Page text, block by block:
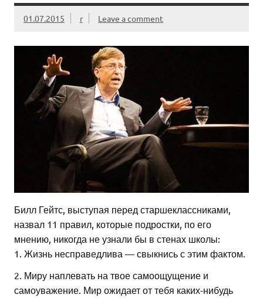
01.07.2015 r Leave a comment
Билл Гейтс, выступая перед старшеклассниками,
назвал 11 правил, которые подростки, по его
мнению, никогда не узнали бы в стенах школы:
1. Жизнь несправедлива — свыкнись с этим фактом.
2. Миру наплевать на твое самоощущение и
самоуважение. Мир ожидает от тебя каких-нибудь